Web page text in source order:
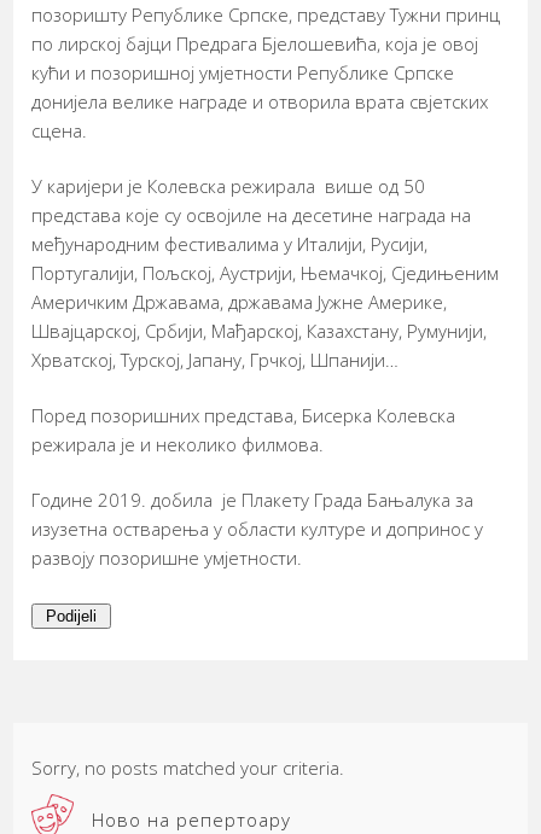
позоришту Републике Српске, представу Тужни принц
по лирској бајци Предрага Бјелошевића, која је овој
кући и позоришној умјетности Републике Српске
донијела велике награде и отворила врата свјетских
сцена.
У каријери је Колевска режирала више од 50
представа које су освојиле на десетине награда на
међународним фестивалима у Италији, Русији,
Португалији, Пољској, Аустрији, Њемачкој, Сједињеним
Америчким Државама, државама Јужне Америке,
Швајцарској, Србији, Мађарској, Казахстану, Румунији,
Хрватској, Турској, Јапану, Грчкој, Шпанији…
Поред позоришних представа, Бисерка Колевска
режирала је и неколико филмова.
Године 2019. добила је Плакету Града Бањалука за
изузетна остварења у области културе и допринос у
развоју позоришне умјетности.
Podijeli
Sorry, no posts matched your criteria.
Ново на репертоару